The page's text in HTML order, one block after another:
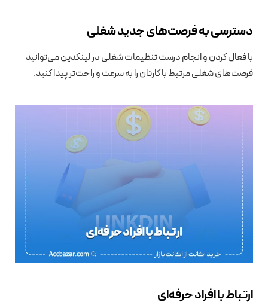
دسترسی به فرصت‌های جدید شغلی
با فعال کردن و انجام درست تنظیمات شغلی در لینکدین می‌توانید
فرصت‌های شغلی مرتبط با کارتان را به سرعت و راحت‌تر پیدا کنید.
ارتباط با افراد حرفه‌ای